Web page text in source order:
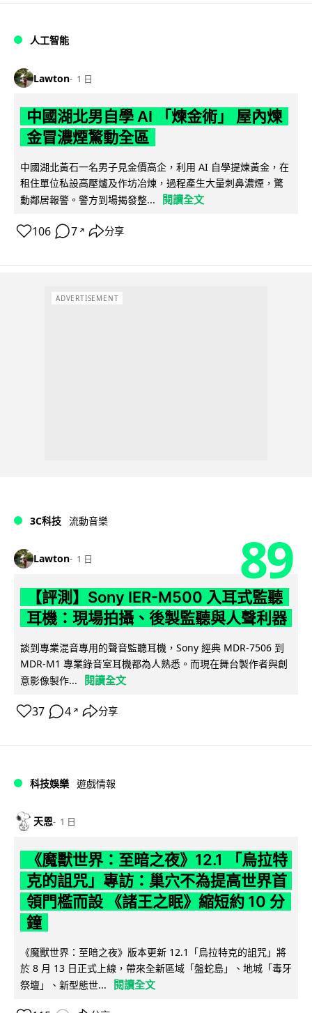
人工智能
Lawton 1 日
中國湖北男自學 AI 「煉金術」 屋內煉
金冒濃煙驚動全區
中國湖北黃石一名男子見金價高企，利用 AI 自學提煉黃金，在
租住單位私設高壓爐及作坊冶煉，過程產生大量刺鼻濃煙，驚
動鄰居報警。警方到場揭發整...
閱讀全文
106 7 ↗ 分享
ADVERTISEMENT
3C科技 流動音樂
Lawton 1 日 89
【評測】Sony IER-M500 入耳式監聽
耳機：現場拍攝、後製監聽與人聲利器
談到專業混音專用的聲音監聽耳機，Sony 經典 MDR-7506 到
MDR-M1 專業錄音室耳機都為人熟悉。而現在舞台製作者與創
意影像製作...
閱讀全文
37 4 ↗ 分享
科技娛樂 遊戲情報
天恩 1 日
《魔獸世界：至暗之夜》12.1 「烏拉特
克的詛咒」專訪：巢穴不為提高世界首
領門檻而設 《諸王之眠》縮短約 10 分
鐘
《魔獸世界：至暗之夜》版本更新 12.1「烏拉特克的詛咒」將
於 8 月 13 日正式上線，帶來全新區域「盤蛇島」、地城「毒牙
祭壇」、新型態世...
閱讀全文